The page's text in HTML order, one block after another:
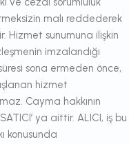
malı reddederek
Hizmet sunumuna ilişkin
imzalandığı
sona ermeden önce,
hizmet
Cayma hakkının
ya aittir. ALICI, iş bu
konusunda